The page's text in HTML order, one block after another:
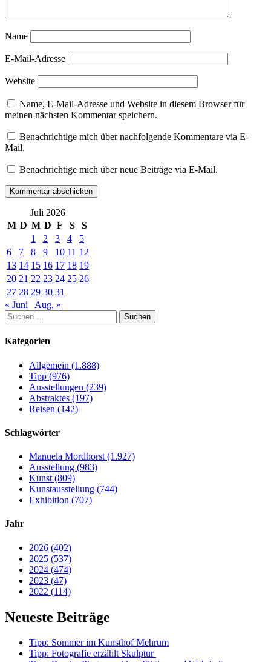
Name
E-Mail-Adresse
Website
Name, E-Mail-Adresse und Website in diesem Browser für
meinen nächsten Kommentar speichern.
Benachrichtige mich über nachfolgende Kommentare via E-
Mail.
Benachrichtige mich über neue Beiträge via E-Mail.
Juli 2026
M D M D F S
S
1
2 3 4
5
6
7 8 9 10 11 12
13 14 15 16 17 18 19
20 21 22 23 24 25 26
27 28 29 30 31
« Juni
Aug. »
Suchen
nach:
Kategorien
Allgemein (1.888)
Tipp (976)
Ausstellungen (239)
Abstraktes (197)
Reisen (142)
Schlagwörter
Manuela Mordhorst (1.927)
Ausstellung (983)
Kunst (809)
Kunstausstellung (744)
Exhibition (707)
Jahr
2026 (402)
2025 (537)
2024 (474)
2023 (47)
2022 (114)
Neueste Beiträge
Tipp: Sommer im Kunsthof Mehrum
Tipp: Fotografie erzählt Skulptur